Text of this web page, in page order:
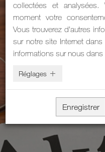
collectées et
moment votre
Vous trouverez d’autres
sur notre site Internet dans
informations sur nous dans
Réglages
Enregistrer